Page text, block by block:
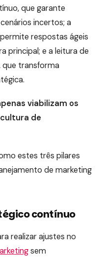
que garante
incertos; a
respostas ágeis
principal; e a leitura de
que transforma
viabilizam os
de
estes três pilares
de marketing
contínuo
realizar ajustes no
sem